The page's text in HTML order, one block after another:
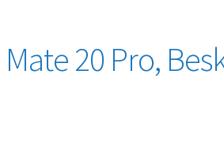
20 Pro,